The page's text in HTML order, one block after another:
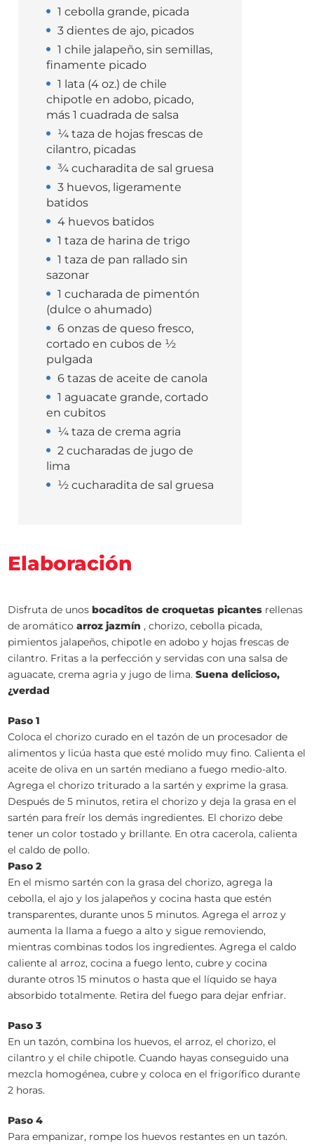
1 cebolla grande, picada
3 dientes de ajo, picados
1 chile jalapeño, sin semillas,
finamente picado
1 lata (4 oz.) de chile
chipotle en adobo, picado,
más 1 cuadrada de salsa
¼ taza de hojas frescas de
cilantro, picadas
¾ cucharadita de sal gruesa
3 huevos, ligeramente
batidos
4 huevos batidos
1 taza de harina de trigo
1 taza de pan rallado sin
sazonar
1 cucharada de pimentón
(dulce o ahumado)
6 onzas de queso fresco,
cortado en cubos de ½
pulgada
6 tazas de aceite de canola
1 aguacate grande, cortado
en cubitos
¼ taza de crema agria
2 cucharadas de jugo de
lima
½ cucharadita de sal gruesa
Elaboración
Disfruta de unosbocaditos de croquetas picantes rellenas
de aromáticoarroz jazmín , chorizo, cebolla picada,
pimientos jalapeños, chipotle en adobo y hojas frescas de
cilantro. Fritas a la perfección y servidas con una salsa de
aguacate, crema agria y jugo de lima.Suena delicioso,
¿verdad
Paso 1
Coloca el chorizo curado en el tazón de un procesador de
alimentos y licúa hasta que esté molido muy fino. Calienta el
aceite de oliva en un sartén mediano a fuego medio-alto.
Agrega el chorizo triturado a la sartén y exprime la grasa.
Después de 5 minutos, retira el chorizo y deja la grasa en el
sartén para freír los demás ingredientes. El chorizo debe
tener un color tostado y brillante. En otra cacerola, calienta
el caldo de pollo.
Paso 2
En el mismo sartén con la grasa del chorizo, agrega la
cebolla, el ajo y los jalapeños y cocina hasta que estén
transparentes, durante unos 5 minutos. Agrega el arroz y
aumenta la llama a fuego a alto y sigue removiendo,
mientras combinas todos los ingredientes. Agrega el caldo
caliente al arroz, cocina a fuego lento, cubre y cocina
durante otros 15 minutos o hasta que el líquido se haya
absorbido totalmente. Retira del fuego para dejar enfriar.
Paso 3
En un tazón, combina los huevos, el arroz, el chorizo, el
cilantro y el chile chipotle. Cuando hayas conseguido una
mezcla homogénea, cubre y coloca en el frigorífico durante
2 horas.
Paso 4
Para empanizar, rompe los huevos restantes en un tazón.